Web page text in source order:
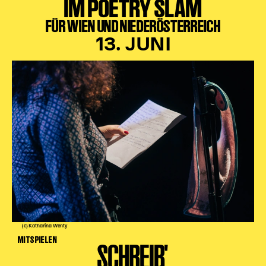
IM POETRY SLAM
FÜR WIEN UND NIEDERÖSTERREICH
13. JUNI
(c) Katharina Wenty
MITSPIELEN SCHREIB'